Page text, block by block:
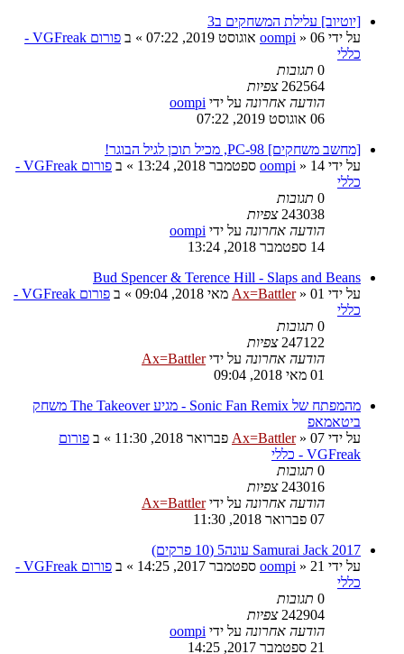
[יוטיוב] עלילת המשחקים ב3
על ידי
oompi » 06 אוגוסט 2019, 07:22 » ב
פורום VGFreak -
כללי
0 תגובות
262564 צפיות
הודעה אחרונה על ידי oompi
06 אוגוסט 2019, 07:22
[מחשב משחקים] PC-98, מכיל תוכן לגיל הבוגר!
על ידי
oompi » 14 ספטמבר 2018, 13:24 » ב
פורום VGFreak -
כללי
0 תגובות
243038 צפיות
הודעה אחרונה על ידי oompi
14 ספטמבר 2018, 13:24
Bud Spencer & Terence Hill - Slaps and Beans
על ידי
Ax=Battler» 01 מאי 2018, 09:04 » ב
פורום VGFreak -
כללי
0 תגובות
247122 צפיות
הודעה אחרונה על ידיAx=Battler
01 מאי 2018, 09:04
מהמפתח של Sonic Fan Remix - מגיע The Takeover משחק
ביטאמאפ
על ידי
Ax=Battler» 07 פברואר 2018, 11:30 » ב פורום
VGFreak - כללי
0 תגובות
243016 צפיות
הודעה אחרונה על ידיAx=Battler
07 פברואר 2018, 11:30
Samurai Jack 2017 עונה5 (10 פרקים)
על ידי
oompi » 21 ספטמבר 2017, 14:25 » ב
פורום VGFreak -
כללי
0 תגובות
242904 צפיות
הודעה אחרונה על ידי oompi
21 ספטמבר 2017, 14:25